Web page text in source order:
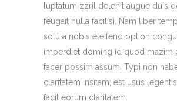
luptatum zzril delenit augue duis
feugait nulla facilisi. Nam liber
soluta nobis eleifend option
imperdiet doming id quod mazim
facer possim assum. Typi non
claritatem insitam; est usus
facit eorum claritatem.